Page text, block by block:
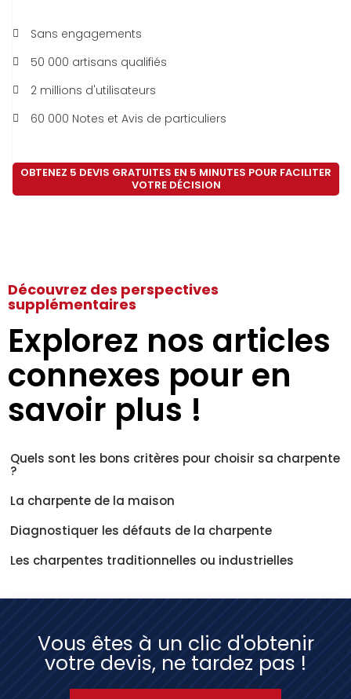
Sans engagements
50 000 artisans qualifiés
2 millions d'utilisateurs
60 000 Notes et Avis de particuliers
OBTENEZ 5 DEVIS GRATUITES EN 5 MINUTES POUR FACILITER
VOTRE DÉCISION
Découvrez des perspectives
supplémentaires
Explorez nos articles
connexes pour en
savoir plus !
Quels sont les bons critères pour choisir sa charpente
?
La charpente de la maison
Diagnostiquer les défauts de la charpente
Les charpentes traditionnelles ou industrielles
Vous êtes à un clic d'obtenir
votre devis, ne tardez pas !